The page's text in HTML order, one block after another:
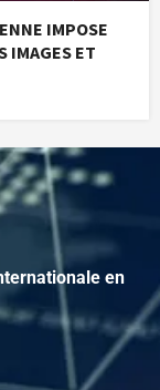
IMPOSE
IMAGES ET
en